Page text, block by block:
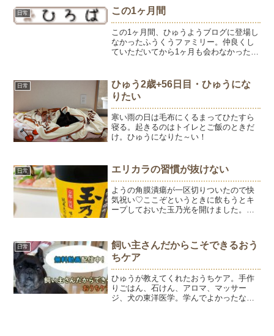
した表情になる（笑）いつもの表情はこ
んな感じです。だいたい眠...
日常 この1ヶ月間
この1ヶ月間、ひゅうようブログに登場し
なかったふうくうファミリー。仲良くし
ていただいてから1ヶ月も会わなかったこ
ます。ちょうど1ヶ月前の5月3日。長野で
キャンプ中にふう...
日常
ひゅう2歳+56日目・ひゅうにな
りたい
寒い雨の日は毛布にくるまってひたすら
寝る。起きるのはトイレとご飯のときだ
け。ひゅうになりた～い！
日常 エリカラの習慣が抜けない
ようの角膜潰瘍が一区切りついたので快
気祝い♡ここぞというときに飲もうとキ
ープしておいた玉乃光を開けました。と
人前ぐらいありそうですが、2人＋2匹で
完食です。新鮮で美味...
日常
飼い主さんだからこそできるおう
ちケア
ひゅうが教えてくれたおうちケア。手作
りごはん、石けん、アロマ、マッサー
ジ、犬の東洋医学。学んでよかったなと